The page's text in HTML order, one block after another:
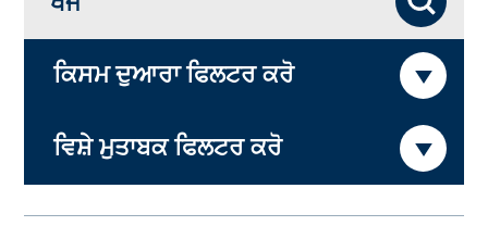
ਕਿਸਮ ਦੁਆਰਾ ਫਿਲਟਰ ਕਰੋ
ਵਿਸ਼ੇ ਮੁਤਾਬਕ ਫਿਲਟਰ ਕਰੋ